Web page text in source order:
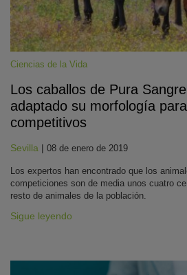
Ciencias de la Vida
Los caballos de Pura
adaptado su morfología
competitivos
Sevilla | 08 de enero de 2019
Los expertos han encontrado que los
competiciones son de media unos cuatro
resto de animales de la población.
Sigue leyendo